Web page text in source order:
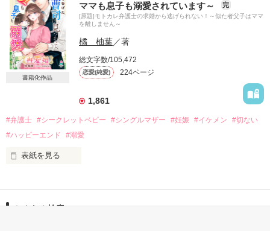
美星建設株式会社　エリート設計士
＊＊＊＊＊＊＊＊＊
苦手な相手のはずなのに。
どうしてこんなに気になるの！？
修正しつつのアップでご迷惑をおかけします。
作品を読む
「きみ以外はなにもいらない」
あなたの真っすぐな愛が
臆病な私を変えてくれた
書籍化作品
ママも息子も溺愛されています～
完
[原題]モトカレ弁護士の求婚から逃げられない！～似た者父子はママ
を離しません～
橘 柚葉／著
総文字数/105,472
恋愛(純愛) 224ページ
1,861
#弁護士 #シークレットベビー #シングルマザー #妊娠 #イケメン
#切ない
#ハッピーエンド
#溺愛
表紙を見る
女性には特にクールなヤリ手弁護士
かんたん検索